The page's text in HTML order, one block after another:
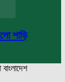
শাড়ি
বাংলাদেশ